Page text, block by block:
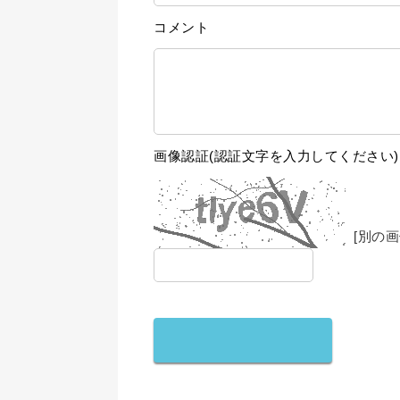
コメント
画像認証(認証文字を入力してください)
[別の